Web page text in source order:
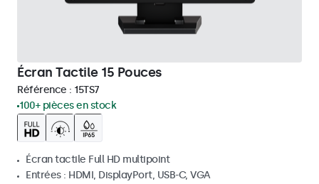
Écran Tactile 15 Pouces
Référence : 15TS7
100+ pièces en stock
Écran tactile Full HD multipoint
Entrées : HDMI, DisplayPort, USB-C, VGA